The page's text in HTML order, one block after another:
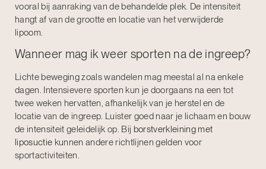
vooral bij aanraking van de behandelde plek. De intensiteit
hangt af van de grootte en locatie van het verwijderde
lipoom.
Wanneer mag ik weer sporten na de ingreep?
Lichte beweging zoals wandelen mag meestal al na enkele
dagen. Intensievere sporten kun je doorgaans na een tot
twee weken hervatten, afhankelijk van je herstel en de
locatie van de ingreep. Luister goed naar je lichaam en bouw
de intensiteit geleidelijk op. Bij borstverkleining met
liposuctie kunnen andere richtlijnen gelden voor
sportactiviteiten.